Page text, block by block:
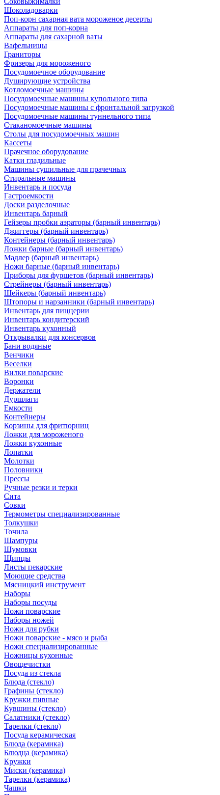
Шоколадоварки
Поп-корн сахарная вата мороженое десерты
Аппараты для поп-корна
Аппараты для сахарной ваты
Вафельницы
Граниторы
Фризеры для мороженого
Посудомоечное оборудование
Душирующие устройства
Котломоечные машины
Посудомоечные машины купольного типа
Посудомоечные машины с фронтальной загрузкой
Посудомоечные машины туннельного типа
Стаканомоечные машины
Столы для посудомоечных машин
Кассеты
Прачечное оборудование
Катки гладильные
Машины сушильные для прачечных
Стиральные машины
Инвентарь и посуда
Гастроемкости
Доски разделочные
Инвентарь барный
Гейзеры пробки аэраторы (барный инвентарь)
Джиггеры (барный инвентарь)
Контейнеры (барный инвентарь)
Ложки барные (барный инвентарь)
Мадлер (барный инвентарь)
Ножи барные (барный инвентарь)
Приборы для фуршетов (барный инвентарь)
Стрейнеры (барный инвентарь)
Шейкеры (барный инвентарь)
Штопоры и нарзанники (барный инвентарь)
Инвентарь для пиццерии
Инвентарь кондитерский
Инвентарь кухонный
Открывалки для консервов
Бани водяные
Венчики
Веселки
Вилки поварские
Воронки
Держатели
Дуршлаги
Емкости
Контейнеры
Корзины для фритюрниц
Ложки для мороженого
Ложки кухонные
Лопатки
Молотки
Половники
Прессы
Ручные резки и терки
Сита
Совки
Термометры специализированные
Толкушки
Точила
Шампуры
Шумовки
Щипцы
Листы пекарские
Моющие средства
Мясницкий инструмент
Наборы
Наборы посуды
Ножи поварские
Наборы ножей
Ножи для рубки
Ножи поварские - мясо и рыба
Ножи специализированные
Ножницы кухонные
Овощечистки
Посуда из стекла
Блюда (стекло)
Графины (стекло)
Кружки пивные
Кувшины (стекло)
Салатники (стекло)
Тарелки (стекло)
Посуда керамическая
Блюда (керамика)
Блюдца (керамика)
Кружки
Миски (керамика)
Тарелки (керамика)
Чашки